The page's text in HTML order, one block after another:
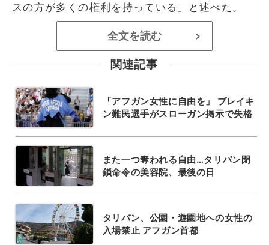
スの方が多くの権利を持っている」と述べた。
全文を読む >
関連記事
「アフガン女性に自由を」 ブレイキ
ン難民選手がスローガン掲示で失格
また一つ奪われる自由…タリバン閉
鎖命令の美容院、最後の日
タリバン、公園・遊園地への女性の
入場禁止 アフガン首都